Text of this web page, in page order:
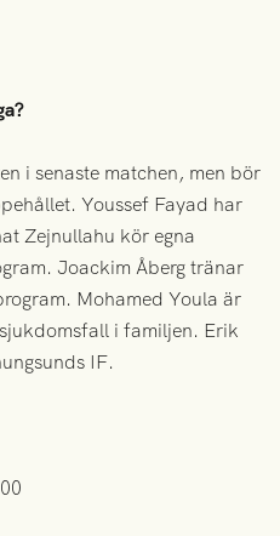
i senaste matchen, men bör
Youssef Fayad har
Zejnullahu kör egna
Joackim Åberg tränar
Mohamed Youla är
i familjen. Erik
IF.